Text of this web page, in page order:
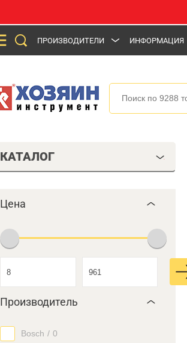
ПРОИЗВОДИТЕЛИ ИНФОРМАЦИЯ
КАТАЛОГ
Цена
Производитель
Bosch / 0